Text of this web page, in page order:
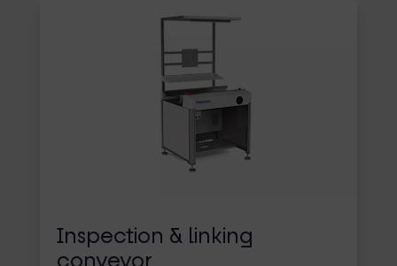
Inspection & linking
conveyor